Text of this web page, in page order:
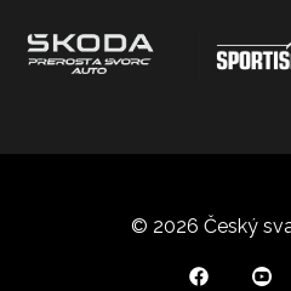
© 2026 Český